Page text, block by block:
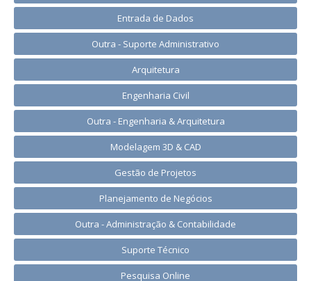
Entrada de Dados
Outra - Suporte Administrativo
Arquitetura
Engenharia Civil
Outra - Engenharia & Arquitetura
Modelagem 3D & CAD
Gestão de Projetos
Planejamento de Negócios
Outra - Administração & Contabilidade
Suporte Técnico
Pesquisa Online